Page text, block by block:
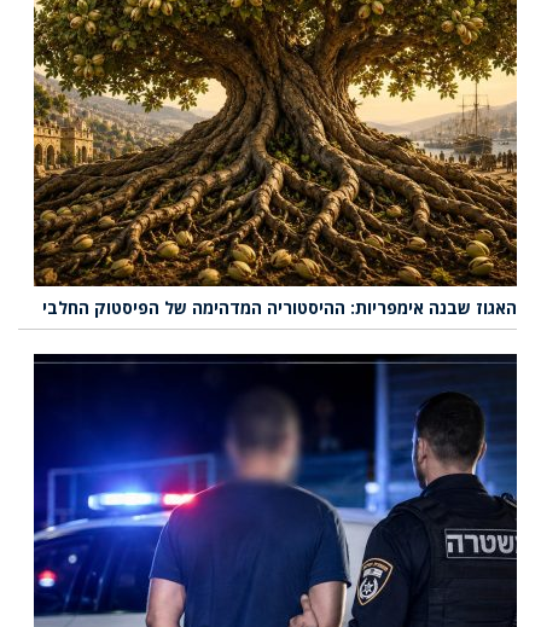
האגוז שבנה אימפריות: ההיסטוריה המדהימה של הפיסטוק החלבי